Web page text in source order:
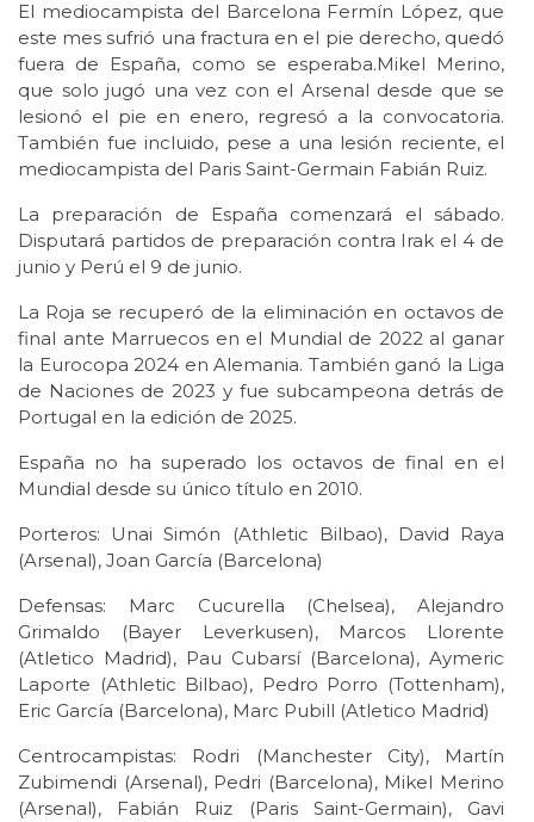
El mediocampista del Barcelona Fermín López, que
este mes sufrió una fractura en el pie derecho, quedó
fuera de España, como se esperaba.Mikel Merino,
que solo jugó una vez con el Arsenal desde que se
lesionó el pie en enero, regresó a la convocatoria.
También fue incluido, pese a una lesión reciente, el
mediocampista del Paris Saint-Germain Fabián Ruiz.
La preparación de España comenzará el sábado.
Disputará partidos de preparación contra Irak el 4 de
junio y Perú el 9 de junio.
La Roja se recuperó de la eliminación en octavos de
final ante Marruecos en el Mundial de 2022 al ganar
la Eurocopa 2024 en Alemania. También ganó la Liga
de Naciones de 2023 y fue subcampeona detrás de
Portugal en la edición de 2025.
España no ha superado los octavos de final en el
Mundial desde su único título en 2010.
Porteros: Unai Simón (Athletic Bilbao), David Raya
(Arsenal), Joan García (Barcelona)
Defensas: Marc Cucurella (Chelsea), Alejandro
Grimaldo (Bayer Leverkusen), Marcos Llorente
(Atletico Madrid), Pau Cubarsí (Barcelona), Aymeric
Laporte (Athletic Bilbao), Pedro Porro (Tottenham),
Eric García (Barcelona), Marc Pubill (Atletico Madrid)
Centrocampistas: Rodri (Manchester City), Martín
Zubimendi (Arsenal), Pedri (Barcelona), Mikel Merino
(Arsenal), Fabián Ruiz (Paris Saint-Germain), Gavi